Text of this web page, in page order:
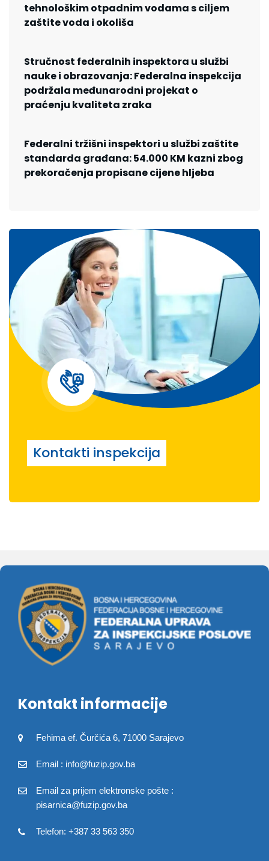
tehnološkim otpadnim vodama s ciljem
zaštite voda i okoliša
Stručnost federalnih inspektora u službi
nauke i obrazovanja: Federalna inspekcija
podržala međunarodni projekat o
praćenju kvaliteta zraka
Federalni tržišni inspektori u službi zaštite
standarda građana: 54.000 KM kazni zbog
prekoračenja propisane cijene hljeba
Kontakti inspekcija
Kontakt informacije
Fehima ef. Čurčića 6, 71000 Sarajevo
Email : info@fuzip.gov.ba
Email za prijem elektronske pošte :
pisarnica@fuzip.gov.ba
Telefon: +387 33 563 350